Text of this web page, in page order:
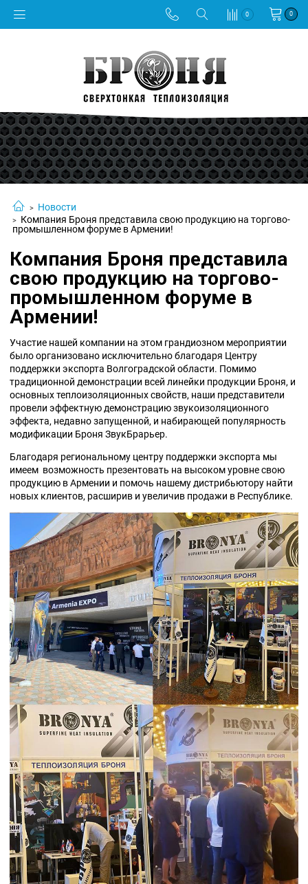
0 0
Новости
Компания Броня представила свою продукцию на торгово-
промышленном форуме в Армении!
Компания Броня представила
свою продукцию на торгово-
промышленном форуме в
Армении!
Участие нашей компании на этом грандиозном мероприятии
было организовано исключительно благодаря Центру
поддержки экспорта Волгоградской области. Помимо
традиционной демонстрации всей линейки продукции Броня, и
основных теплоизоляционных свойств, наши представители
провели эффектную демонстрацию звукоизоляционного
эффекта, недавно запущенной, и набирающей популярность
модификации Броня ЗвукБрарьер.
Благодаря региональному центру поддержки экспорта мы
имеем возможность презентовать на высоком уровне свою
продукцию в Армении и помочь нашему дистрибьютору найти
новых клиентов, расширив и увеличив продажи в Республике.